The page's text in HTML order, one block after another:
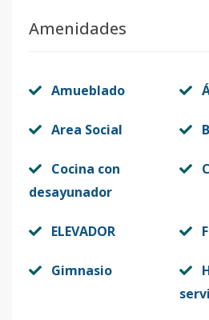
Amenidades
Amueblado
Area Social
Cocina con
desayunador
ELEVADOR
Gimnasio